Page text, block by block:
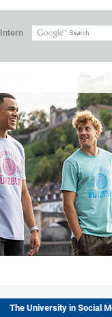
Intern
The University in Social